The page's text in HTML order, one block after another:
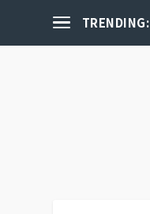
TRENDING: